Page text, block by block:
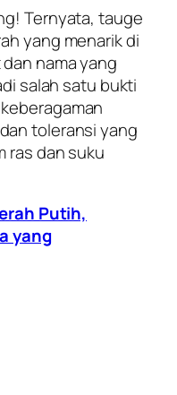
Ternyata, tauge
yang menarik di
nama yang
salah satu bukti
toleransi yang
ras dan suku
Putih,
yang